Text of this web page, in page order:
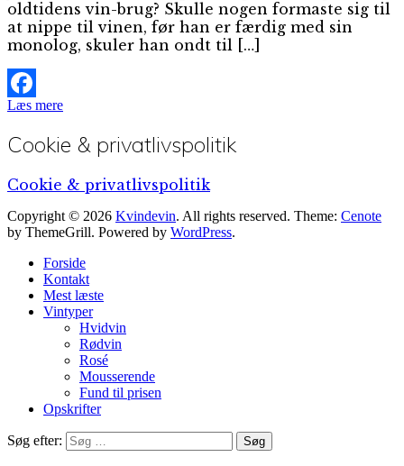
oldtidens vin-brug? Skulle nogen formaste sig til
at nippe til vinen, før han er færdig med sin
monolog, skuler han ondt til […]
Facebook
Læs mere
Cookie & privatlivspolitik
Cookie & privatlivspolitik
Copyright © 2026 Kvindevin. All rights reserved. Theme: Cenote
by ThemeGrill. Powered by WordPress.
Forside
Kontakt
Mest læste
Vintyper
Hvidvin
Rødvin
Rosé
Mousserende
Fund til prisen
Opskrifter
Søg efter: